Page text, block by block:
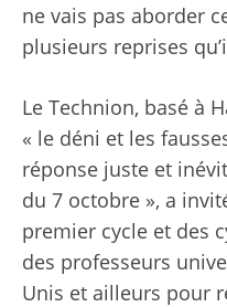
ne vais pas aborder
plusieurs reprises
Le Technion, basé à
« le déni et les
réponse juste et
du 7 octobre », a
premier cycle et des
des professeurs
Unis et ailleurs pour